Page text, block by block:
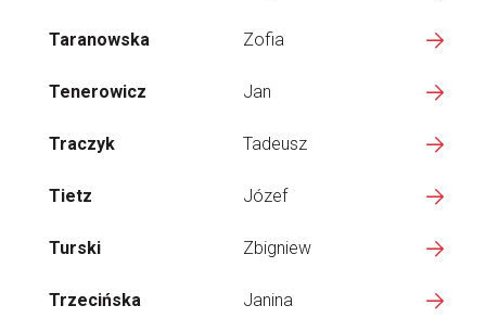
Taranowska Zofia
Tenerowicz Jan
Traczyk Tadeusz
Tietz Józef
Turski Zbigniew
Trzecińska Janina